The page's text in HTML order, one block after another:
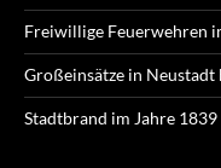
Freiwillige Feuerwehren
Großeinsätze in Neustadt
Stadtbrand im Jahre 1839